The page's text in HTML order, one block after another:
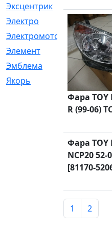
Эксцентрик
[67]
Электро
[1]
Электромотор
[1]
Элемент
[5]
Эмблема
[1]
Якорь
[4]
Фара TOY
R (99-06)
Фара TOY
NCP20 52-
[81170-
1 2